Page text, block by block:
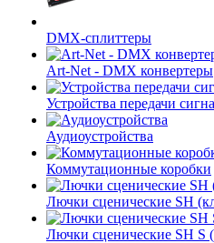
DMX-сплиттеры
Art-Net - DMX конвертеры
Устройства передачи
Аудиоустройства
Коммутационные коробки
Лючки сценические SH
Лючки сценические SH S